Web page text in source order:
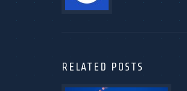
RELATED POSTS